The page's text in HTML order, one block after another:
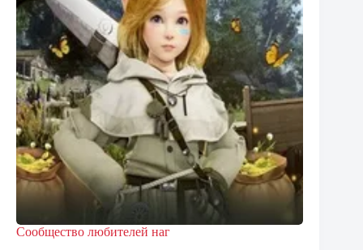
Сообщество любителей наг